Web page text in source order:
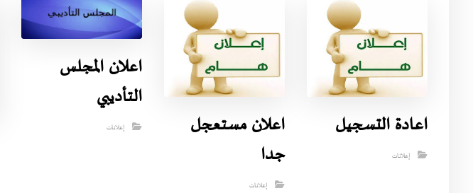
اعادة التسجيل
إعلانات
اعلان مستعجل
جدا
إعلانات
اعلان المجلس
التأديبي
إعلانات